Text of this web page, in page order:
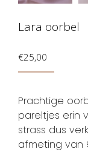
Lara oorbel
€25,00
Prachtige
pareltjes erin
strass dus
afmeting van